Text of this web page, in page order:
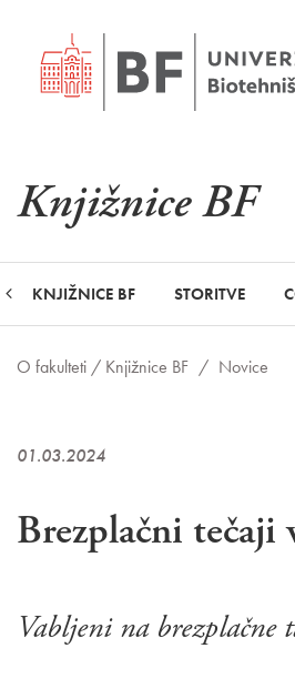
Knjižnice BF
KNJIŽNICE BF STORITVE
O fakulteti / Knjižnice BF / Novice
01.03.2024
Brezplačni
Vabljeni na brezplačne